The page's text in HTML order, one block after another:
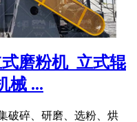
磨粉机_立式辊
械 ...
破碎、研磨、选粉、烘